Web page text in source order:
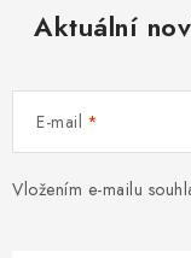
Aktuální
E-mail
Vložením e-mailu